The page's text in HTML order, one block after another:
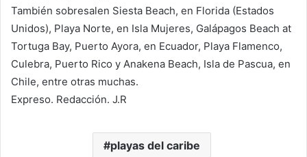
También sobresalen Siesta Beach, en Florida (Estados
Unidos), Playa Norte, en Isla Mujeres, Galápagos Beach at
Tortuga Bay, Puerto Ayora, en Ecuador, Playa Flamenco,
Culebra, Puerto Rico y Anakena Beach, Isla de Pascua, en
Chile, entre otras muchas.
Expreso. Redacción. J.R
playas del caribe